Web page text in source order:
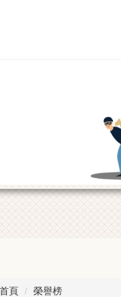
首頁 榮譽榜